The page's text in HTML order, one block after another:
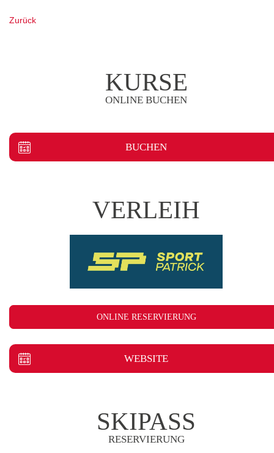
Zurück
KURSE
ONLINE BUCHEN
BUCHEN
VERLEIH
ONLINE RESERVIERUNG
WEBSITE
SKIPASS
RESERVIERUNG